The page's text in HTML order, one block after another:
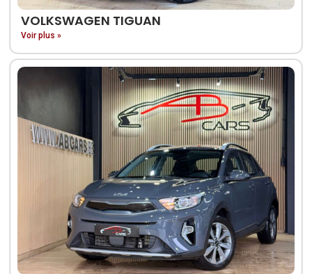
VOLKSWAGEN TIGUAN
Voir plus »